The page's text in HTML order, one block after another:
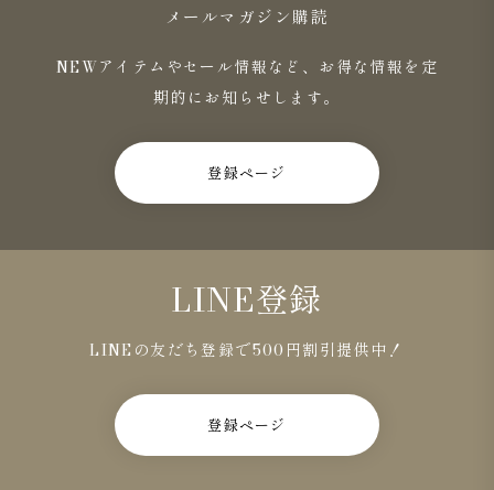
メールマガジン購読
NEWアイテムやセール情報など、お得な情報を定
期的にお知らせします。
登録ページ
LINE登録
LINEの友だち登録で500円割引提供中！
登録ページ